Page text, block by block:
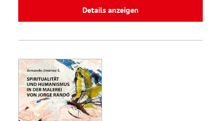
Details anzeigen